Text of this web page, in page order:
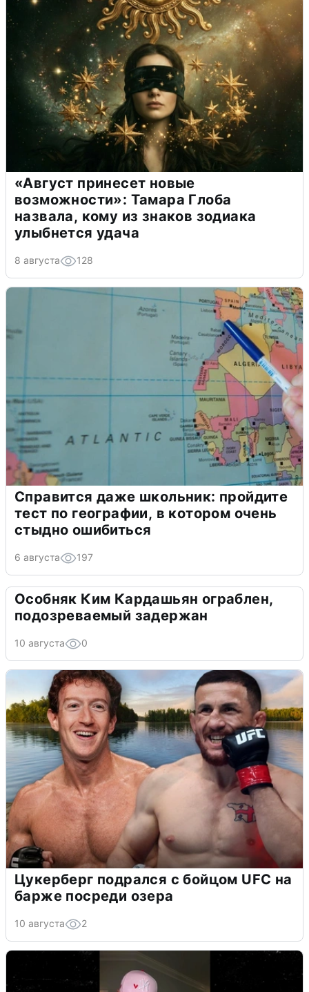
«Август принесет новые
возможности»: Тамара Глоба
назвала, кому из знаков зодиака
улыбнется удача
8 августа 128
Справится даже школьник: пройдите
тест по географии, в котором очень
стыдно ошибиться
6 августа 197
Особняк Ким Кардашьян ограблен,
подозреваемый задержан
10 августа 0
Цукерберг подрался с бойцом UFC на
барже посреди озера
10 августа 2